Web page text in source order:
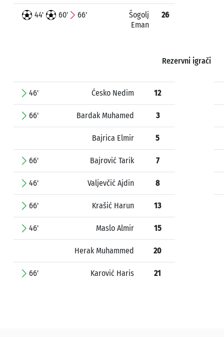
44' 60' 66'
Šogolj
Eman
26
Rezervni igrači
46' Ćesko Nedim 12
66' Bardak Muhamed 3
Bajrica Elmir 5
66' Bajrović Tarik 7
46' Valjevčić Ajdin 8
66' Krašić Harun 13
46' Maslo Almir 15
Herak Muhammed 20
66' Karović Haris 21